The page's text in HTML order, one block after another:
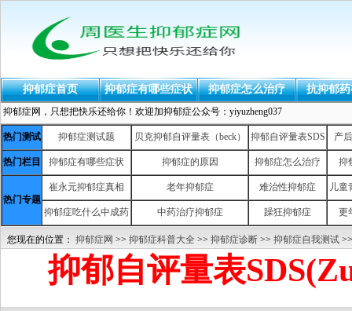
抑郁症首页 抑郁症有哪些症状 抑郁症怎么治疗 抗抑郁
抑郁症网，只想把快乐还给你！欢迎加抑郁症公众号：yiyuzheng037
热门测试 抑郁症测试题 贝克抑郁自评量表（beck） 抑郁自评量表SDS 产
热门栏目 抑郁症有哪些症状 抑郁症的原因 抑郁症怎么治疗 抑
热门专题
崔永元抑郁症真相 老年抑郁症 难治性抑郁症 儿童
抑郁症吃什么中成药 中药治疗抑郁症 躁狂抑郁症 更
您现在的位置： 抑郁症网 >> 抑郁症科普大全 >> 抑郁症诊断 >> 抑郁症自我测试
抑郁自评量表